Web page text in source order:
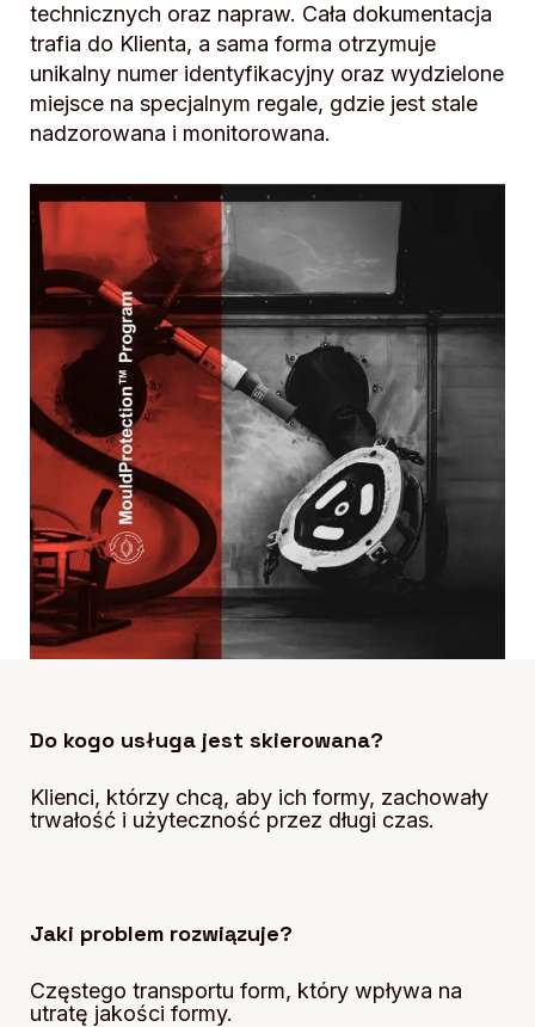
technicznych oraz napraw. Cała dokumentacja
trafia do Klienta, a sama forma otrzymuje
unikalny numer identyfikacyjny oraz wydzielone
miejsce na specjalnym regale, gdzie jest stale
nadzorowana i monitorowana.
Do kogo usługa jest skierowana?
Klienci, którzy chcą, aby ich formy, zachowały
trwałość i użyteczność przez długi czas.
Jaki problem rozwiązuje?
Częstego transportu form, który wpływa na
utratę jakości formy.